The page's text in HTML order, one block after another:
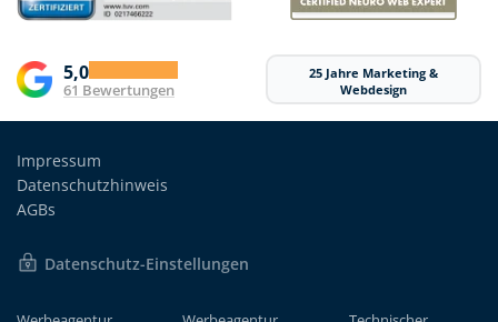
5,0
61 Bewertungen
25 Jahre Marketing &
Webdesign
Impressum
Datenschutzhinweis
AGBs
Datenschutz-Einstellungen